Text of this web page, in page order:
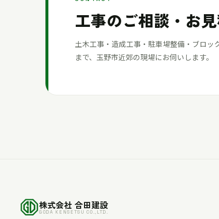
工事のご相談・お
土木工事・造成工事・駐車場整備・ブロッ
まで、玉野市近郊の現場にお伺いします。
株式会社 合田建設
GODA KENSETSU CO.,LTD.